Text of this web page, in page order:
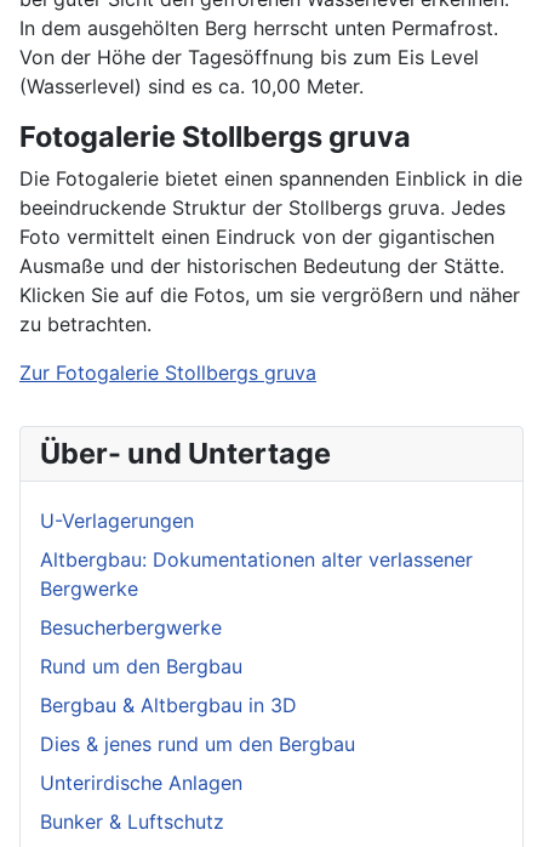
In dem ausgehölten Berg herrscht unten Permafrost.
Von der Höhe der Tagesöffnung bis zum Eis Level
(Wasserlevel) sind es ca. 10,00 Meter.
Fotogalerie Stollbergs gruva
Die Fotogalerie bietet einen spannenden Einblick in die
beeindruckende Struktur der Stollbergs gruva. Jedes
Foto vermittelt einen Eindruck von der gigantischen
Ausmaße und der historischen Bedeutung der Stätte.
Klicken Sie auf die Fotos, um sie vergrößern und näher
zu betrachten.
Zur Fotogalerie Stollbergs gruva
Über- und Untertage
U-Verlagerungen
Altbergbau: Dokumentationen alter verlassener
Bergwerke
Besucherbergwerke
Rund um den Bergbau
Bergbau & Altbergbau in 3D
Dies & jenes rund um den Bergbau
Unterirdische Anlagen
Bunker & Luftschutz